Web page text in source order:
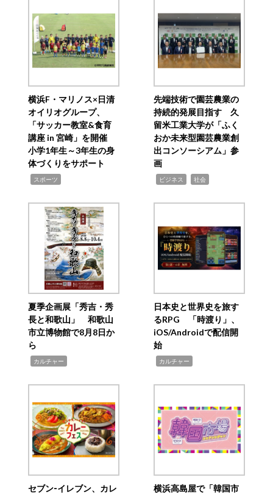
横浜F・マリノス×日清
オイリオグループ、
「サッカー教室&食育
講座 in 宮崎」を開催
小学1年生～3年生の身
体づくりをサポート
スポーツ
先端技術で園芸農業の
持続的発展目指す 久
留米工業大学が「ふく
おか未来型園芸農業創
出コンソーシアム」参
画
ビジネス 社会
夏季企画展「秀吉・秀
長と和歌山」 和歌山
市立博物館で8月8日か
ら
カルチャー
日本史と世界史を旅す
るRPG 「時渡り」、
iOS/Androidで配信開
始
カルチャー
セブン‐イレブン、カレ
横浜高島屋で「韓国市